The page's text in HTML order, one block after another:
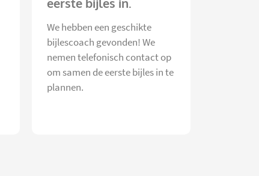
eerste bijles in.
We hebben een geschikte
bijlescoach gevonden! We
nemen telefonisch contact op
om samen de eerste bijles in te
plannen.